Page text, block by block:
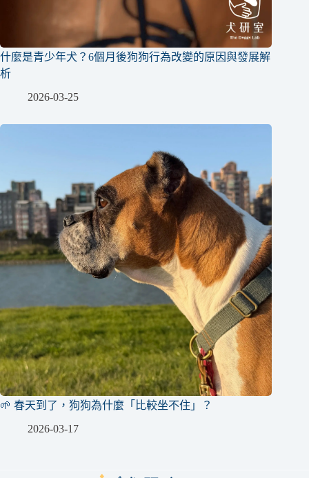
什麼是青少年犬？6個月後狗狗行為改變的原因與發展解
析
2026-03-25
🌱 春天到了，狗狗為什麼「比較坐不住」？
2026-03-17